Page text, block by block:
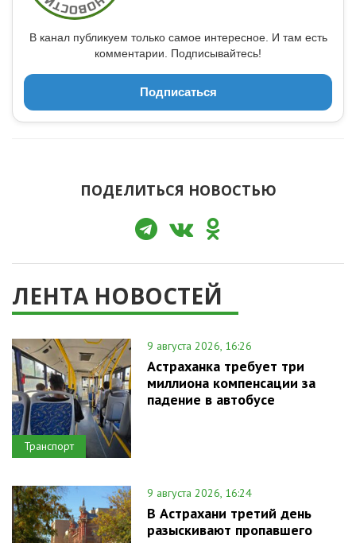
В канал публикуем только самое интересное. И там есть
комментарии. Подписывайтесь!
Подписаться
ПОДЕЛИТЬСЯ НОВОСТЬЮ
ЛЕНТА НОВОСТЕЙ
Транспорт
9 августа 2026, 16:26
Астраханка требует три
миллиона компенсации за
падение в автобусе
9 августа 2026, 16:24
В Астрахани третий день
разыскивают пропавшего